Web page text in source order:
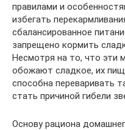
правилами и
избегать
сбалансированное
запрещено кормить
Несмотря на то, что эти
обожают сладкое, их
способна переваривать
стать причиной гибели
Основу рациона